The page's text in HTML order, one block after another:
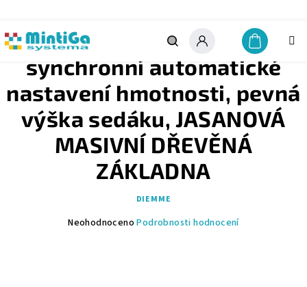
obsah
Hledat Přihlášení
Nákupní
STŘEDNÍ OPĚRKA ZAD,
synchronní automatické
nastavení hmotnosti, pevná
výška sedáku, JASANOVÁ
MASIVNÍ DŘEVĚNÁ
ZÁKLADNA
DIEMME
Průměrné
Neohodnoceno Podrobnosti hodnocení